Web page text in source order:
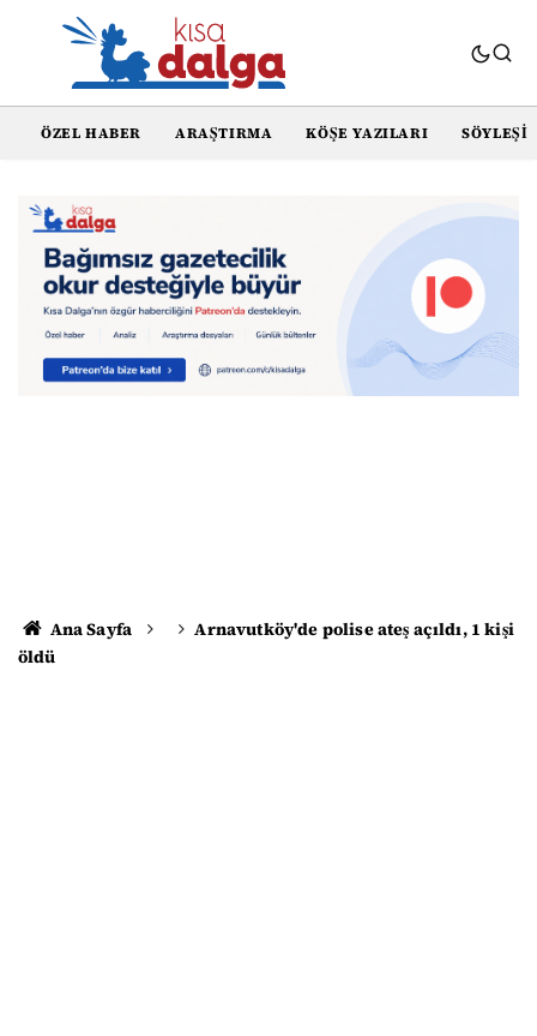
ÖZEL HABER ARAŞTIRMA KÖŞE YAZILARI SÖYLEŞI
Ana Sayfa
Arnavutköy'de polise ateş açıldı, 1 kişi
öldü